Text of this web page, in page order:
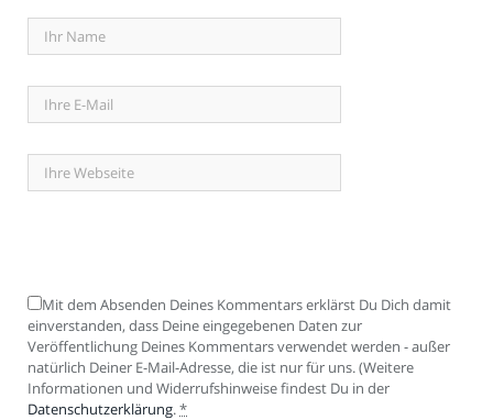
Mit dem Absenden Deines Kommentars erklärst Du Dich damit
einverstanden, dass Deine eingegebenen Daten zur
Veröffentlichung Deines Kommentars verwendet werden - außer
natürlich Deiner E-Mail-Adresse, die ist nur für uns. (Weitere
Informationen und Widerrufshinweise findest Du in der
Datenschutzerklärung. *